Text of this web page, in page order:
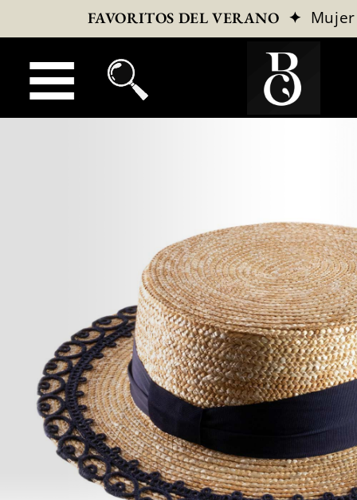
FAVORITOS DEL VERANO ✦ Mujer